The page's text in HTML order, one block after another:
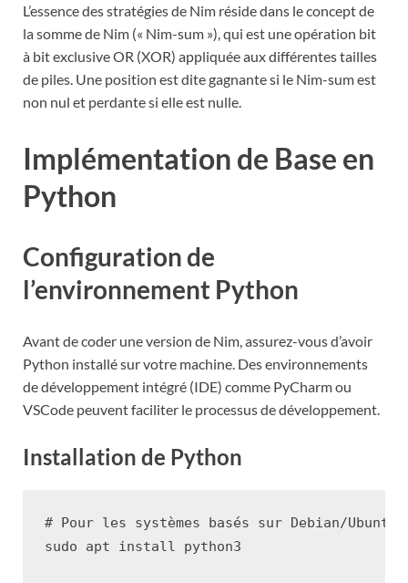
L’essence des stratégies de Nim réside dans le concept de
la somme de Nim (« Nim-sum »), qui est une opération bit
à bit exclusive OR (XOR) appliquée aux différentes tailles
de piles. Une position est dite gagnante si le Nim-sum est
non nul et perdante si elle est nulle.
Implémentation de Base en
Python
Configuration de
l’environnement Python
Avant de coder une version de Nim, assurez-vous d’avoir
Python installé sur votre machine. Des environnements
de développement intégré (IDE) comme PyCharm ou
VSCode peuvent faciliter le processus de développement.
Installation de Python
# Pour les systèmes basés sur Debian/Ubuntu
sudo
apt install python3